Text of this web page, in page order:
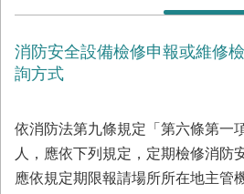
介
訊
息
便
民
服
消防安全設備檢修申報或維修
詢方式
依消防法第九條規定「第六條第一
人，應依下列規定，定期檢修消防
應依規定期限報請場所所在地主管